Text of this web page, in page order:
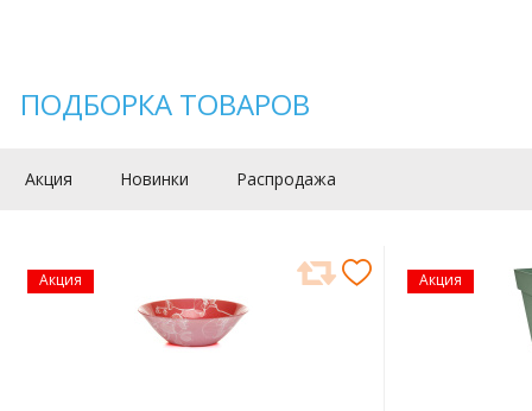
ПОДБОРКА ТОВАРОВ
Акция Новинки Распродажа
Акция Акция